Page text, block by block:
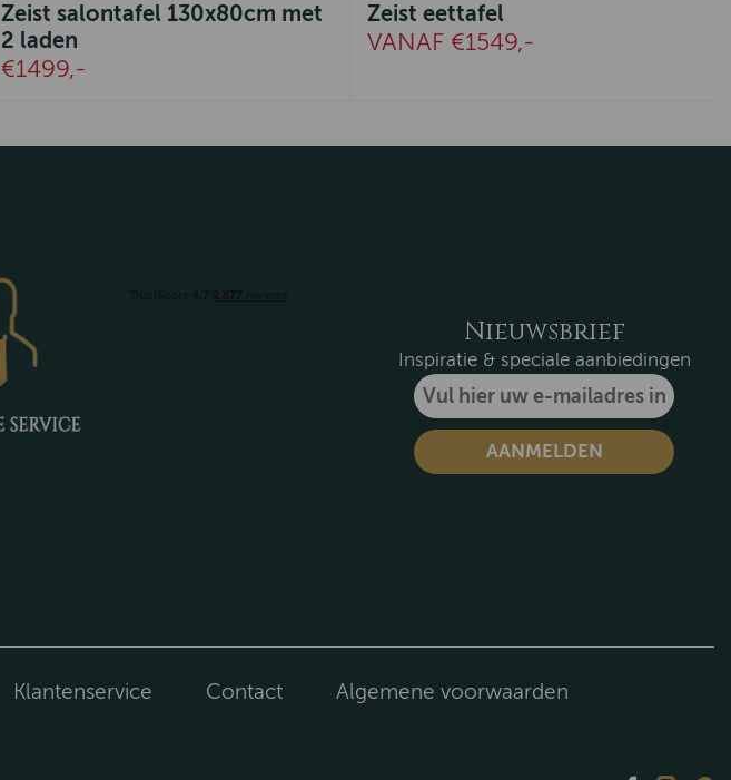
Zeist salontafel 130x80cm met
2 laden
€1499,-
Zeist eettafel
VANAF €1549,-
Nieuwsbrief
Inspiratie & speciale aanbiedingen
Klantenservice Contact
Algemene voorwaarden